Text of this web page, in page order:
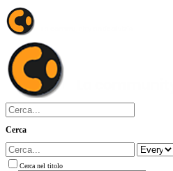
Cerca
Cerca nel titolo